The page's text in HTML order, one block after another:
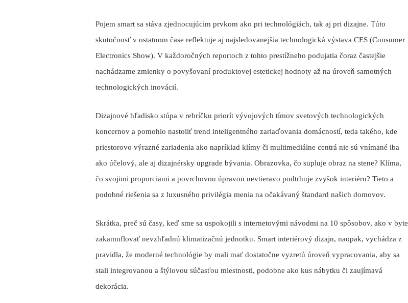
Pojem smart sa stáva zjednocujúcim prvkom ako pri technológiách, tak aj pri dizajne. Túto
skutočnosť v ostatnom čase reflektuje aj najsledovanejšia technologická výstava CES (Consumer
Electronics Show). V každoročných reportoch z tohto prestížneho podujatia čoraz častejšie
nachádzame zmienky o povyšovaní produktovej estetickej hodnoty až na úroveň samotných
technologických inovácií.
Dizajnové hľadisko stúpa v rebríčku priorít vývojových tímov svetových technologických
koncernov a pomohlo nastoliť trend inteligentného zariaďovania domácností, teda takého, kde
priestorovo výrazné zariadenia ako napríklad klímy či multimediálne centrá nie sú vnímané iba
ako účelový, ale aj dizajnérsky upgrade bývania. Obrazovka, čo supluje obraz na stene? Klíma,
čo svojimi proporciami a povrchovou úpravou nevtieravo podtrhuje zvyšok interiéru? Tieto a
podobné riešenia sa z luxusného privilégia menia na očakávaný štandard našich domovov.
Skrátka, preč sú časy, keď sme sa uspokojili s internetovými návodmi na 10 spôsobov, ako v byte
zakamuflovať nevzhľadnú klimatizačnú jednotku. Smart interiérový dizajn, naopak, vychádza z
pravidla, že moderné technológie by mali mať dostatočne vyzretú úroveň vypracovania, aby sa
stali integrovanou a štýlovou súčasťou miestnosti, podobne ako kus nábytku či zaujímavá
dekorácia.